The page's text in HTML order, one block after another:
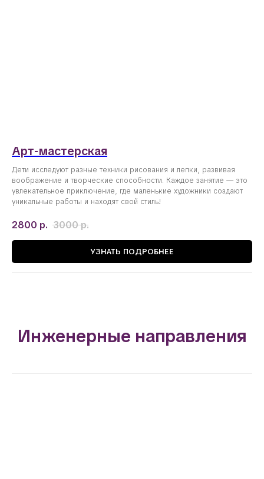
Арт-мастерская
Дети исследуют разные техники рисования и лепки, развивая
воображение и творческие способности. Каждое занятие — это
увлекательное приключение, где маленькие художники создают
уникальные работы и находят свой стиль!
2800 р. 3000р.
УЗНАТЬ ПОДРОБНЕЕ
Инженерные направления